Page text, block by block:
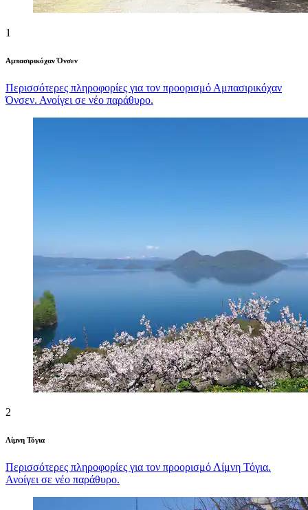
1
Αμπασιρικόχαν Όνσεν
Περισσότερες πληροφορίες για τον προορισμό Αμπασιρικόχαν
Όνσεν. Ανοίγει σε νέο παράθυρο.
2
Λίμνη Τόγια
Περισσότερες πληροφορίες για τον προορισμό Λίμνη Τόγια.
Ανοίγει σε νέο παράθυρο.